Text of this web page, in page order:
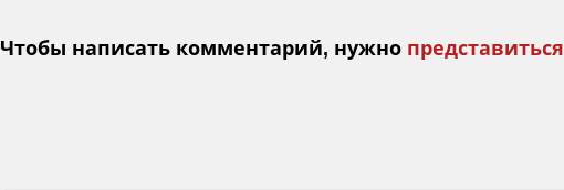
Чтобы написать комментарий, нужно представиться